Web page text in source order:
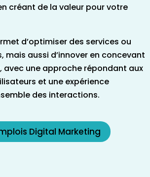
créant de la valeur pour votre
d’optimiser des services ou
mais aussi d’innover en concevant
avec une approche répondant aux
et une expérience
des interactions.
Digital Marketing